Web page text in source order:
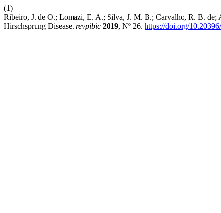
(1)
Ribeiro, J. de O.; Lomazi, E. A.; Silva, J. M. B.; Carvalho, R. B.
Hirschsprung Disease. revpibic 2019, Nº 26. https://doi.org/